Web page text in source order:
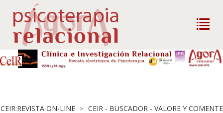
CEIR:REVISTA ON-LINE > CEIR - BUSCADOR - VALORE Y COMENTE